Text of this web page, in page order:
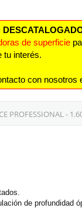
de superficie
tu interés.
con
PROFESSIONAL -
de profundidad